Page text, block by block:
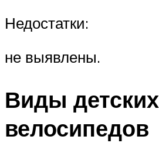
Недостатки:
не выявлены.
Виды детских
велосипедов